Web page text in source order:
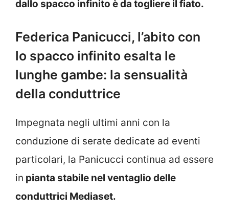
dallo spacco infinito è da togliere il fiato.
Federica Panicucci, l’abito con
lo spacco infinito esalta le
lunghe gambe: la sensualità
della conduttrice
Impegnata negli ultimi anni con la
conduzione di serate dedicate ad eventi
particolari, la Panicucci continua ad essere
in pianta stabile nel ventaglio delle
conduttrici Mediaset.